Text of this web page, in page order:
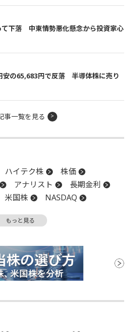
て下落 中東情勢悪化懸念から投資家心
安の65,683円で反落 半導体株に売り
事一覧を見る
ハイテク株
株価
アナリスト
長期金利
米国株
NASDAQ
もっと見る